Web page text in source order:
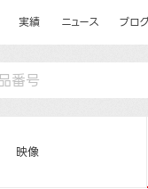
実績 ニュース ブロ
映像